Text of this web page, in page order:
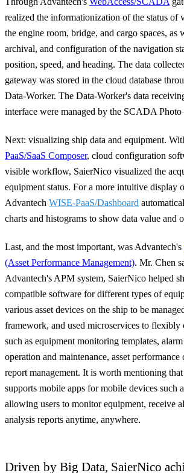
realized the informationization of the status of
the engine room, bridge, and cargo spaces, as
archival, and configuration of the navigation
position, speed, and heading. The data
gateway was stored in the cloud database
Data-Worker. The Data-Worker's data
interface were managed by the SCADA Photo
Next: visualizing ship data and equipment.
PaaS/SaaS Composer, cloud configuration
visible workflow, SaierNico visualized the
equipment status. For a more intuitive display
Advantech WISE-PaaS/Dashboard
charts and histograms to show data value and
Last, and the most important, was Advantech's
(Asset Performance Management). Mr. Chen
Advantech's APM system, SaierNico helped
compatible software for different types of
various asset devices on the ship to be
framework, and used microservices to flexibly
such as equipment monitoring templates,
operation and maintenance, asset performance
report management. It is worth mentioning
supports mobile apps for mobile devices such
allowing users to monitor equipment, receive
analysis reports anytime, anywhere.
Driven by Big Data, SaierNico